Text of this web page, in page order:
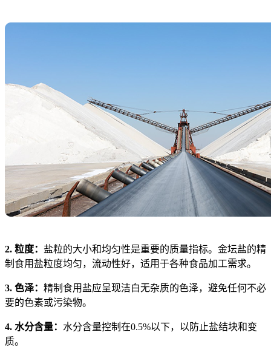
2. 粒度： 盐粒的大小和均匀性是重要的质量指标。金坛盐的精
制食用盐粒度均匀，流动性好，适用于各种食品加工需求。
3. 色泽： 精制食用盐应呈现洁白无杂质的色泽，避免任何不必
要的色素或污染物。
4. 水分含量： 水分含量控制在0.5%以下，以防止盐结块和变
质。